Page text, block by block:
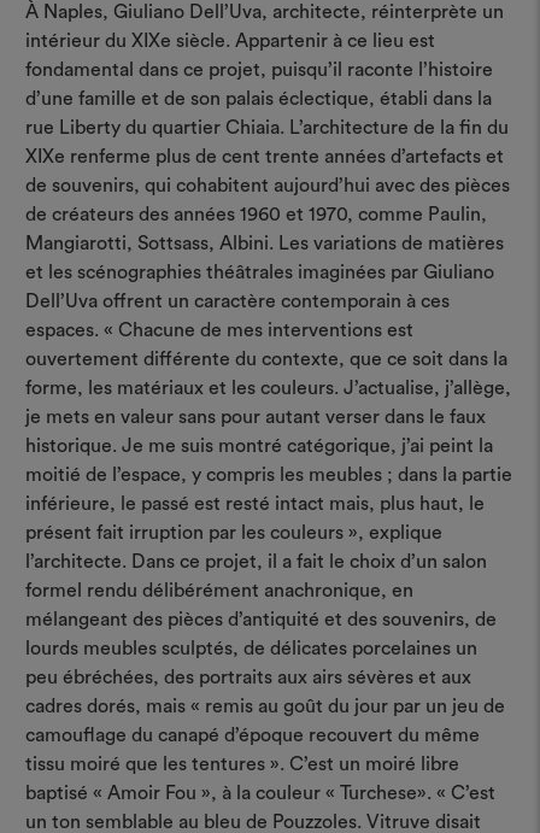
À Naples, Giuliano Dell’Uva, architecte, réinterprète un
intérieur du XIXe siècle. Appartenir à ce lieu est
fondamental dans ce projet, puisqu’il raconte l’histoire
d’une famille et de son palais éclectique, établi dans la
rue Liberty du quartier Chiaia. L’architecture de la fin du
XIXe renferme plus de cent trente années d’artefacts et
de souvenirs, qui cohabitent aujourd’hui avec des pièces
de créateurs des années 1960 et 1970, comme Paulin,
Mangiarotti, Sottsass, Albini. Les variations de matières
et les scénographies théâtrales imaginées par Giuliano
Dell’Uva offrent un caractère contemporain à ces
espaces. « Chacune de mes interventions est
ouvertement différente du contexte, que ce soit dans la
forme, les matériaux et les couleurs. J’actualise, j’allège,
je mets en valeur sans pour autant verser dans le faux
historique. Je me suis montré catégorique, j’ai peint la
moitié de l’espace, y compris les meubles ; dans la partie
inférieure, le passé est resté intact mais, plus haut, le
présent fait irruption par les couleurs », explique
l’architecte. Dans ce projet, il a fait le choix d’un salon
formel rendu délibérément anachronique, en
mélangeant des pièces d’antiquité et des souvenirs, de
lourds meubles sculptés, de délicates porcelaines un
peu ébréchées, des portraits aux airs sévères et aux
cadres dorés, mais « remis au goût du jour par un jeu de
camouflage du canapé d’époque recouvert du même
tissu moiré que les tentures ». C’est un moiré libre
baptisé « Amoir Fou », à la couleur « Turchese». « C’est
un ton semblable au bleu de Pouzzoles. Vitruve disait